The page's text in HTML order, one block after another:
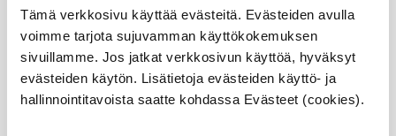
Tämä verkkosivu käyttää evästeitä. Evästeiden avulla
voimme tarjota sujuvamman käyttökokemuksen
sivuillamme. Jos jatkat verkkosivun käyttöä, hyväksyt
evästeiden käytön. Lisätietoja evästeiden käyttö- ja
hallinnointitavoista saatte kohdassa Evästeet (cookies).
Vertailunumerot
Osan vertailunumerot:
34436772103
3443 6 772 103